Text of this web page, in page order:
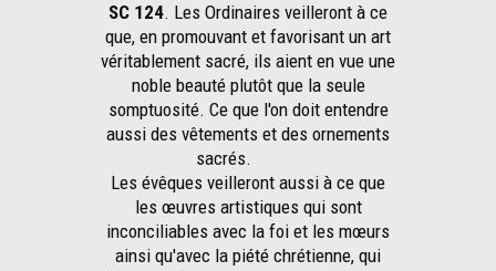
SC 124. Les Ordinaires veilleront à ce
que, en promouvant et favorisant un art
véritablement sacré, ils aient en vue une
noble beauté plutôt que la seule
somptuosité. Ce que l'on doit entendre
aussi des vêtements et des ornements
sacrés.
Les évêques veilleront aussi à ce que
les œuvres artistiques qui sont
inconciliables avec la foi et les mœurs
ainsi qu'avec la piété chrétienne, qui